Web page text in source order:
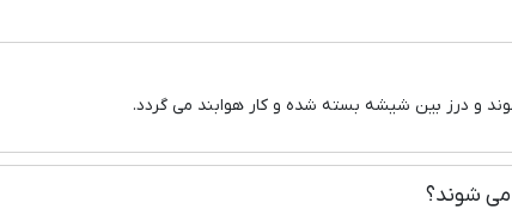
و درز بین شیشه بسته شده و کار هوابند می گردد.
شوند؟